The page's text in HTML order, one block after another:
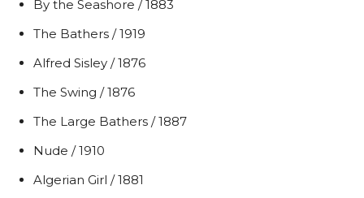
By the Seashore / 1883
The Bathers / 1919
Alfred Sisley / 1876
The Swing / 1876
The Large Bathers / 1887
Nude / 1910
Algerian Girl / 1881